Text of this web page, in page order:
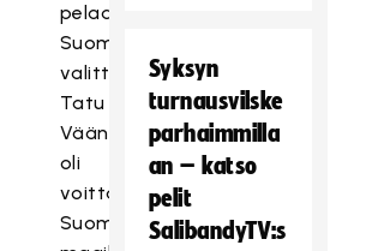
pelaajaksi
Suomessa
valittu
Tatu
Väänänen
oli
voittamassa
Suomelle
Syksyn
turnausvilske
parhaimmilla
an – katso
pelit
SalibandyTV:s